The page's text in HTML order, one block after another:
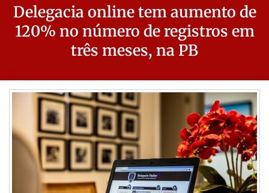
Delegacia online tem aumento de
120% no número de registros em
três meses, na PB